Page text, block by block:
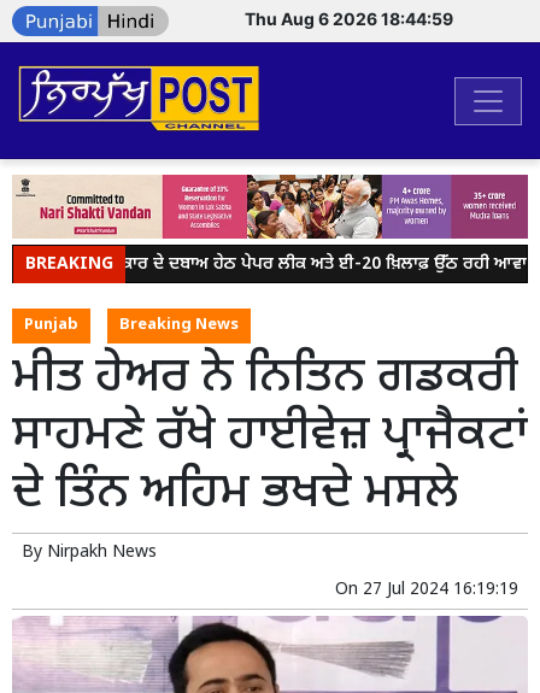
Thu Aug 6 2026 18:44:59
BREAKING
ਮੋਦੀ ਸਰਕਾਰ ਦੇ ਦਬਾਅ ਹੇਠ ਪੇਪਰ ਲੀਕ ਅਤੇ ਈ-20 ਖ਼ਿਲਾਫ਼ ਉੱਠ ਰਹੀ ਆਵਾਜ਼ ਨੂੰ
Punjab Breaking News
ਮੀਤ ਹੇਅਰ ਨੇ ਨਿਤਿਨ ਗਡਕਰੀ
ਸਾਹਮਣੇ ਰੱਖੇ ਹਾਈਵੇਜ਼ ਪ੍ਰਾਜੈਕਟਾਂ
ਦੇ ਤਿੰਨ ਅਹਿਮ ਭਖਦੇ ਮਸਲੇ
By Nirpakh News
On 27 Jul 2024 16:19:19